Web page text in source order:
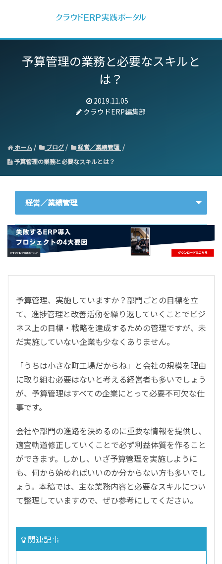
予算管理の業務と必要なスキルと
は？
2019.11.05
クラウドERP編集部
ホーム ブログ
経営／業績管理
予算管理の業務と必要なスキルとは？
経営／業績管理
ERP
会計
CRM／営業支援／Eコマース
DX（2025年の崖）／クラウドコンピューティング
データ分析／BI
ガバナンス／リスク管理
BPR／業務改善
予算管理、実施していますか？部門ごとの目標を立
て、進捗管理と改善活動を繰り返していくことでビジ
ネス上の目標・戦略を達成するための管理ですが、未
だ実施していない企業も少なくありません。
「うちは小さな町工場だからね」と会社の規模を理由
に取り組む必要はないと考える経営者も多いでしょう
が、予算管理はすべての企業にとって必要不可欠な仕
事です。
会社や部門の進路を決めるのに重要な情報を提供し、
適宜軌道修正していくことで必ず利益体質を作ること
ができます。しかし、いざ予算管理を実施しように
も、何から始めればいいのか分からない方も多いでし
ょう。本稿では、主な業務内容と必要なスキルについ
て整理していますので、ぜひ参考にしてください。
関連記事